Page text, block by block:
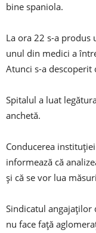
bine spaniola.
La ora 22 s-a produs
unul din medici a
Atunci s-a descoperit
Spitalul a luat
anchetă.
Conducerea
informează că
și că se vor lua
Sindicatul angajaților
nu face față